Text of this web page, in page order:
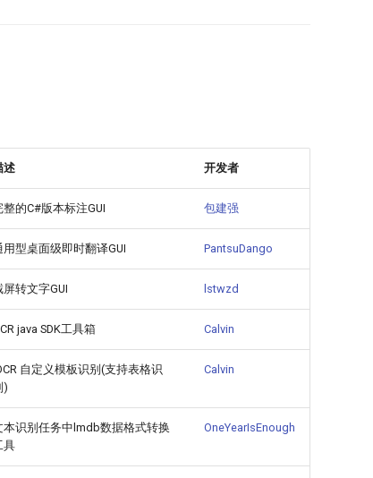
述 开发者
整的C#版本标注GUI 包建强
用型桌面级即时翻译GUI PantsuDango
屏转文字GUI lstwzd
java SDK工具箱 Calvin
自定义模板识别(支持表格识
)
Calvin
本识别任务中lmdb数据格式转换
具
OneYearIsEnough